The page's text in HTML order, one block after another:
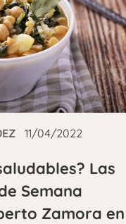
11/04/2022
Las
Semana
Zamora en